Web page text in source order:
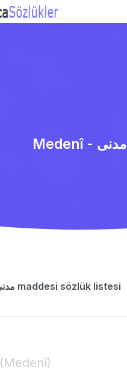
Medenî - مدنی
Medenî - مدنی maddesi sözlük listesi
(Medenî)